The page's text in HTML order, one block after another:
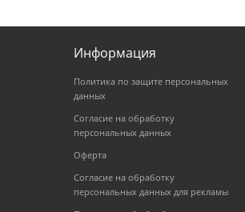
Информация
Политика по защите персональных
данных
Согласие на обработку
персональных данных
Оферта
Согласие на обработку
персональных данных для рекламы